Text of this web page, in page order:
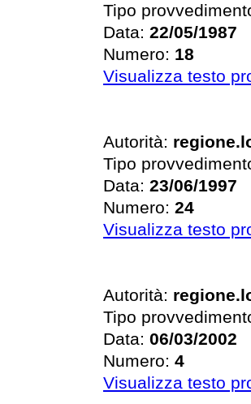
Tipo
Data: 22/05/1987
Numero: 18
Visualizza testo
Autorità:
Tipo
Data: 23/06/1997
Numero: 24
Visualizza testo
Autorità:
Tipo
Data: 06/03/2002
Numero: 4
Visualizza testo